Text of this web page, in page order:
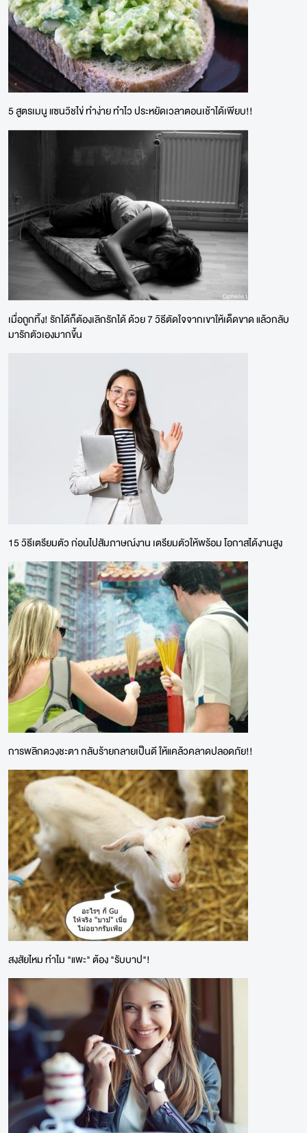
5 สูตรเมนู แซนวิชไข่ ทำง่าย ทำไว ประหยัดเวลาตอนเช้าได้เพียบ!!
เมื่อถูกทิ้ง! รักได้ก็ต้องเลิกรักได้ ด้วย 7 วิธีตัดใจจากเขาให้เด็ดขาด แล้วกลับ
มารักตัวเองมากขึ้น
15 วิธีเตรียมตัว ก่อนไปสัมภาษณ์งาน เตรียมตัวให้พร้อม โอกาสได้งานสูง
การพลิกดวงชะตา กลับร้ายกลายเป็นดี ให้แคล้วคลาดปลอดภัย!!
สงสัยไหม ทำไม "แพะ" ต้อง "รับบาป"!